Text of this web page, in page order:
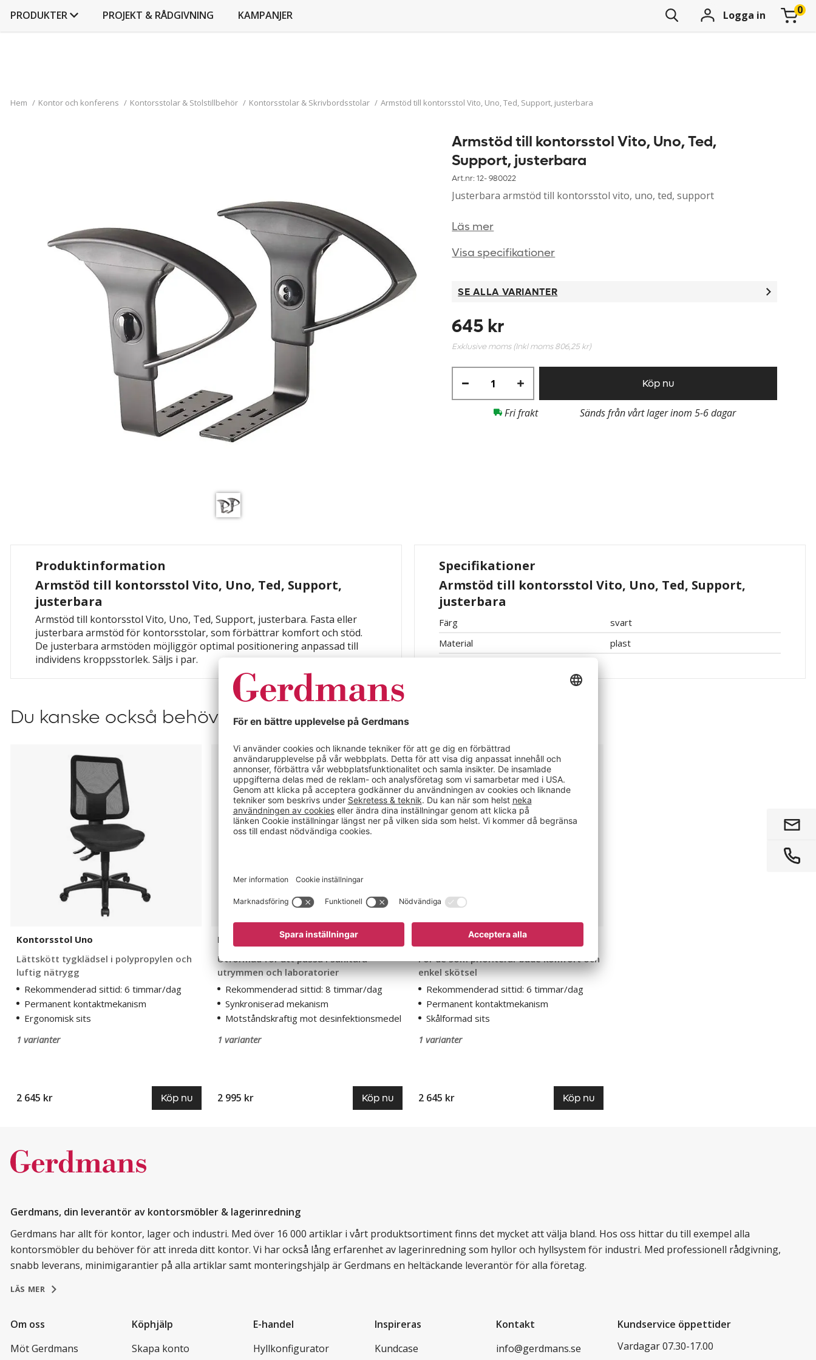
PRODUKTER PROJEKT & RÅDGIVNING KAMPANJER Logga in
Hem / Kontor och konferens / Kontorsstolar & Stolstillbehör / Kontorsstolar & Skrivbordsstolar / Armstöd till kontorsstol Vito, Uno, Ted, Support, justerbara
Armstöd till kontorsstol Vito, Uno, Ted,
Support, justerbara
Art.nr: 12-980022
Justerbara armstöd till kontorsstol vito, uno, ted, support
Läs mer
Visa specifikationer
SE ALLA VARIANTER
645 kr
Exklusive moms (Inkl moms806,25 kr)
Köp nu
Fri frakt Sänds från vårt lager inom 5-6 dagar
Produktinformation
Armstöd till kontorsstol Vito, Uno, Ted, Support,
justerbara
Armstöd till kontorsstol Vito, Uno, Ted, Support, justerbara. Fasta eller
justerbara armstöd för kontorsstolar, som förbättrar komfort och stöd.
De justerbara armstöden möjliggör optimal positionering anpassad till
individens kroppsstorlek. Säljs i par.
Specifikationer
Armstöd till kontorsstol Vito, Uno, Ted, Support,
justerbara
Färg
svart
Material
plast
Du kanske också behöver?
Kontorsstol Uno
Lättskött tygklädsel i polypropylen och
luftig nätrygg
Rekommenderad sittid: 6 timmar/dag
Permanent kontaktmekanism
Ergonomisk sits
1 varianter
2 645 kr Köp nu
Kontorsstol
Support
Kontorsstol Support
Utformad för att passa i sanitära
utrymmen och laboratorier
Rekommenderad sittid: 8 timmar/dag
Synkroniserad mekanism
Motståndskraftig mot desinfektionsmedel
1 varianter
2 995 kr Köp nu
Kontorsstol
Ted
Kontorsstol Ted
För de som prioriterar både komfort och
enkel skötsel
Rekommenderad sittid: 6 timmar/dag
Permanent kontaktmekanism
Skålformad sits
1 varianter
2 645 kr Köp nu
Gerdmans, din leverantör av kontorsmöbler & lagerinredning
Gerdmans har allt för kontor, lager och industri. Med över 16 000 artiklar i vårt produktsortiment finns det mycket att välja bland. Hos oss hittar du till exempel alla
kontorsmöbler du behöver för att inreda ditt kontor. Vi har också lång erfarenhet av lagerinredning som hyllor och hyllsystem för industri. Med professionell rådgivning,
snabb leverans, minimigarantier på alla artiklar samt monteringshjälp är Gerdmans en heltäckande leverantör för alla företag.
LÄS MER
Om oss
Möt Gerdmans
Köphjälp
Skapa konto
E-handel
Hyllkonfigurator
Inspireras
Kundcase
Kontakt
info@gerdmans.se
Kundservice öppettider
Vardagar 07.30-17.00